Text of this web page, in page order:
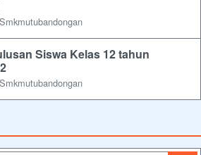
Siswa Kelas 12 tahun